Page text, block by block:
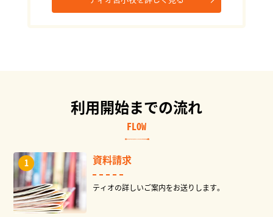
利用開始までの流れ
FLOW
資料請求
ティオの詳しいご案内をお送りします。